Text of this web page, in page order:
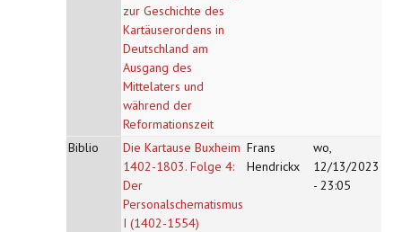
zur Geschichte des
Kartäuserordens in
Deutschland am
Ausgang des
Mittelaters und
während der
Reformationszeit
Biblio
Die Kartause Buxheim
1402-1803. Folge 4:
Der
Personalschematismus
I (1402-1554)
Frans
Hendrickx
wo,
12/13/2023
- 23:05